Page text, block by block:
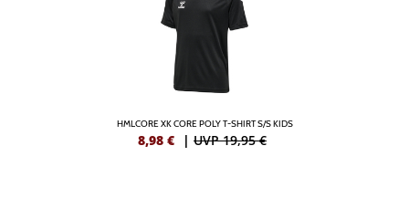
HMLCORE XK CORE POLY T-SHIRT S/S KIDS
8,98 € | UVP 19,95 €